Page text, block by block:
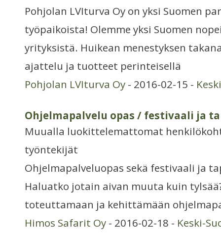
Pohjolan LVIturva Oy on yksi Suomen
työpaikoista! Olemme yksi Suomen
yrityksistä. Huikean menestyksen
ajattelu ja tuotteet perinteisellä
Pohjolan LVIturva Oy - 2016-02-15 -
Ohjelmapalvelu opas / festivaali ja
Muualla luokittelemattomat
työntekijät
Ohjelmapalveluopas sekä festivaali ja
Haluatko jotain aivan muuta kuin
toteuttamaan ja kehittämään
Himos Safarit Oy - 2016-02-18 - Keski-